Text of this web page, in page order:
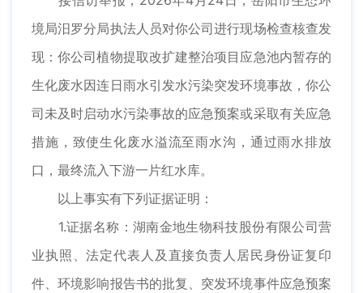
境局汨罗分局执法人员对你公司进行现场检查核查发
现：你公司植物提取改扩建整治项目应急池内暂存的
生化废水因连日雨水引发水污染突发环境事故，你公
司未及时启动水污染事故的应急预案或采取有关应急
措施，致使生化废水溢流至雨水沟，通过雨水排放
口，最终流入下游一片红水库。
以上事实有下列证据证明：
1.证据名称：湖南金地生物科技股份有限公司营
业执照、法定代表人及直接负责人居民身份证复印
件、环境影响报告书的批复、突发环境事件应急预案